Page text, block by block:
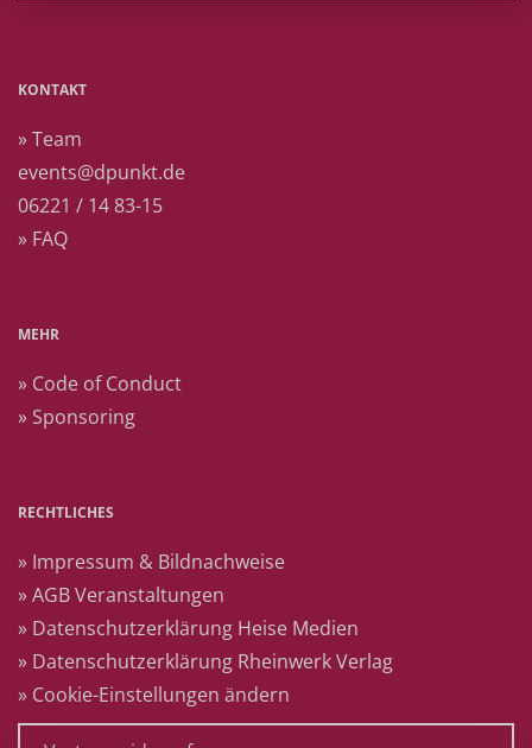
KONTAKT
» Team
events@dpunkt.de
06221 / 14 83-15
» FAQ
MEHR
» Code of Conduct
» Sponsoring
RECHTLICHES
» Impressum & Bildnachweise
» AGB Veranstaltungen
» Datenschutzerklärung Heise Medien
» Datenschutzerklärung Rheinwerk Verlag
» Cookie-Einstellungen ändern